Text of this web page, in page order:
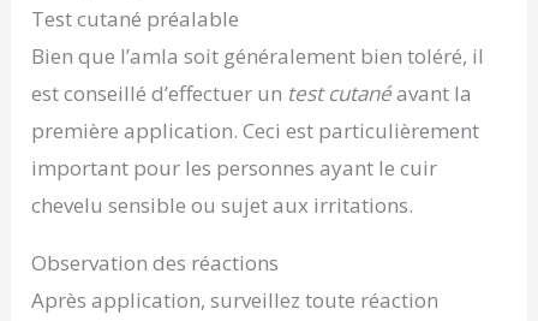
Test cutané préalable
Bien que l’amla soit généralement bien toléré, il
est conseillé d’effectuer un test cutanéavant la
première application. Ceci est particulièrement
important pour les personnes ayant le cuir
chevelu sensible ou sujet aux irritations.
Observation des réactions
Après application, surveillez toute réaction